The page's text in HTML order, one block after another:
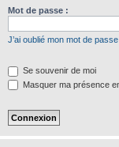
Mot de passe :
J’ai oublié mon mot de passe
Se souvenir de moi
Masquer ma présence